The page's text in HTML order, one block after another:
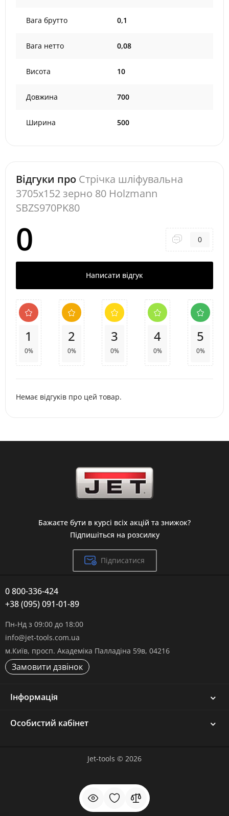
Вага брутто 0,1
Вага нетто 0,08
Висота 10
Довжина 700
Ширина 500
Відгуки про Стрічка шліфувальна
3705x152 зерно 80 Holzmann
SBZS970PK80
0 0
Написати відгук
1
0%
2
0%
3
0%
4
0%
5
0%
Немає відгуків про цей товар.
Бажаєте бути в курсі всіх акцій та знижок?
Підпишіться на розсилку
Підписатися
0 800-336-424
+38 (095) 091-01-89
Пн-Нд з 09:00 до 18:00
info@jet-tools.com.ua
м.Київ, просп. Академіка Палладіна 59в, 04216
Замовити дзвінок
Інформація
Особистий кабінет
Jet-tools © 2026